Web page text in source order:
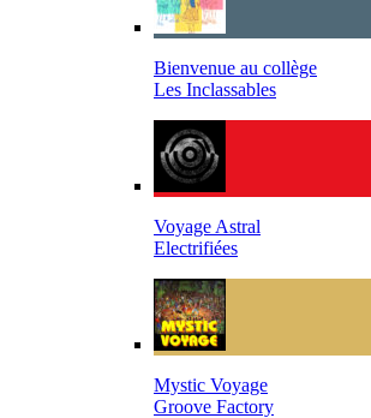
Bienvenue au collège
Les Inclassables
Voyage Astral
Electrifiées
Mystic Voyage
Groove Factory